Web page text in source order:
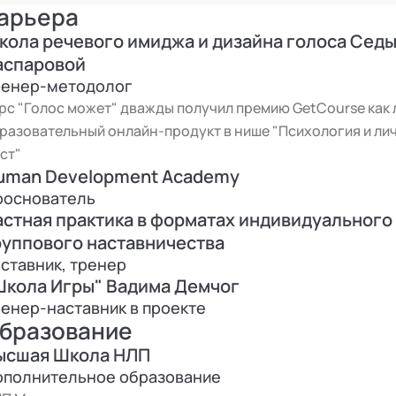
коммуникации, личной эффективности.
по 2021 год создано и успешно проведено
курсов по таким темам, как: публичные
коммуникация, интеграция теневых
по 2020 г. сотрудничал в качестве тренера
Альфа-банк, Ренессанс-
г. Член Ассоциации трансперсональной
г. Выпустил книгу "Алхимия публичных
"БОМБОРА".
по 2024 год – тренер-методолог
выступлениям "Голос может" Седы
Development Academy
Игры" Вадима Демчог
наставник в проекте
речевого имиджа и дизайна голоса Седы
методолог
"Голос может" дважды получил премию GetCourse как
онлайн-продукт в нише "Психология и
практика в форматах индивидуального
наставничества
тренер
Школа НЛП
образование